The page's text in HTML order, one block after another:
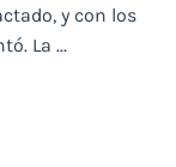
y con los
La ...